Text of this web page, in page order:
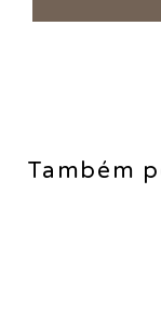
Também